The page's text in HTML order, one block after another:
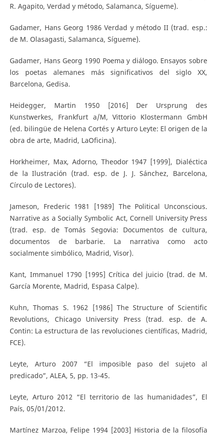
R. Agapito, Verdad y método, Salamanca, Sígueme).
Gadamer, Hans Georg 1986 Verdad y método II (trad. esp.:
de M. Olasagasti, Salamanca, Sígueme).
Gadamer, Hans Georg 1990 Poema y diálogo. Ensayos sobre
los poetas alemanes más significativos del siglo XX,
Barcelona, Gedisa.
Heidegger, Martin 1950 [2016] Der Ursprung des
Kunstwerkes, Frankfurt a/M, Vittorio Klostermann GmbH
(ed. bilingüe de Helena Cortés y Arturo Leyte: El origen de la
obra de arte, Madrid, LaOficina).
Horkheimer, Max, Adorno, Theodor 1947 [1999], Dialéctica
de la Ilustración (trad. esp. de J. J. Sánchez, Barcelona,
Círculo de Lectores).
Jameson, Frederic 1981 [1989] The Political Unconscious.
Narrative as a Socially Symbolic Act, Cornell University Press
(trad. esp. de Tomás Segovia: Documentos de cultura,
documentos de barbarie. La narrativa como acto
socialmente simbólico, Madrid, Visor).
Kant, Immanuel 1790 [1995] Crítica del juicio (trad. de M.
García Morente, Madrid, Espasa Calpe).
Kuhn, Thomas S. 1962 [1986] The Structure of Scientific
Revolutions, Chicago University Press (trad. esp. de A.
Contin: La estructura de las revoluciones científicas, Madrid,
FCE).
Leyte, Arturo 2007 “El imposible paso del sujeto al
predicado”, ALEA, 5, pp. 13-45.
Leyte, Arturo 2012 “El territorio de las humanidades”, El
País, 05/01/2012.
Martínez Marzoa, Felipe 1994 [2003] Historia de la filosofía